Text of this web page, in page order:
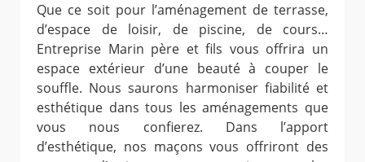
Que ce soit pour l’aménagement de terrasse,
d’espace de loisir, de piscine, de cours…
Entreprise Marin père et fils vous offrira un
espace extérieur d’une beauté à couper le
souffle. Nous saurons harmoniser fiabilité et
esthétique dans tous les aménagements que
vous nous confierez. Dans l’apport
d’esthétique, nos maçons vous offriront des